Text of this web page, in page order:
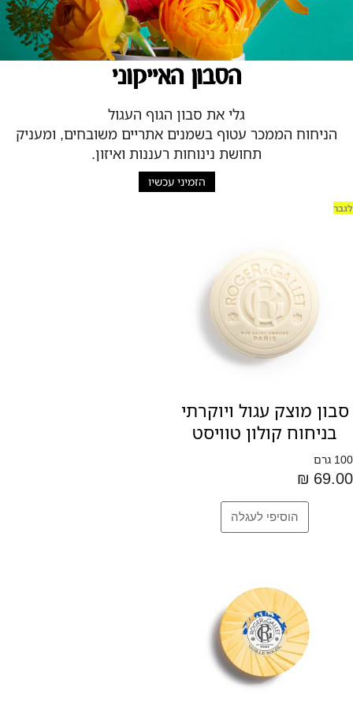
הסבון האייקוני
גלי את סבון הגוף העגול
הניחוח הממכר עטוף בשמנים אתריים משובחים, ומעניק
תחושת נינוחות רעננות ואיזון.
הזמיני עכשיו
לגבר
סבון מוצק עגול ויוקרתי
בניחוח קולון טוויסט
100 גרם
69.00 ₪